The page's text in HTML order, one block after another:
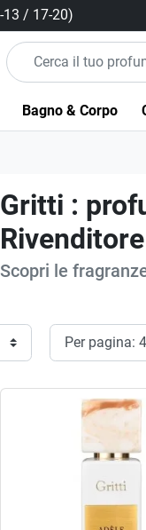
13 / 17-20)
Bagno & Corpo
Gritti :
Scopri le